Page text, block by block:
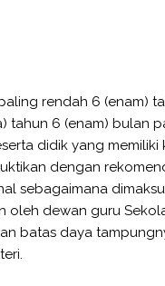
rendah 6 (enam)
tahun 6 (enam) bulan
didik yang
dengan
sebagaimana
oleh dewan guru
batas daya